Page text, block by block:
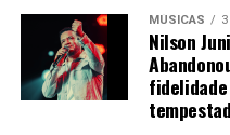
MÚSICAS
Nilson